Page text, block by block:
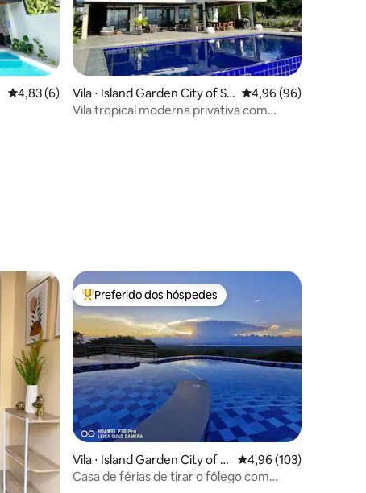
4,83 de uma avaliação média de 5, 6 avaliações
4,83 (6)
Vila ⋅ Island Garden City of Sa
mal
4,96 de uma
4,96 (96)
Vila tropical moderna privativa com
Entre os melhores preferidos dos hóspedes
Preferido dos hóspedes
Vila ⋅ Island Garden City of S
amal
4,96 de uma avaliação
4,96 (103)
Casa de férias de tirar o fôlego com